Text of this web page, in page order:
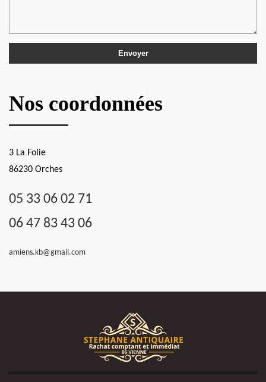
Nos coordonnées
3 La Folie
86230 Orches
05 33 06 02 71
06 47 83 43 06
amiens.kb@gmail.com